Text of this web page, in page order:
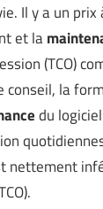
Il y a un
et la
(TCO)
conseil, la
du
nettement